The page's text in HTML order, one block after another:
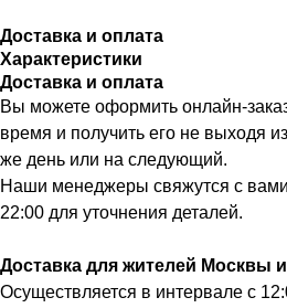
Доставка и оплата
Характеристики
Доставка и оплата
Вы можете оформить онлайн-
время и получить его не выходя
же день или на следующий.
Наши менеджеры свяжутся с
22:00 для уточнения деталей.
Доставка для жителей Москвы
Осуществляется в интервале с